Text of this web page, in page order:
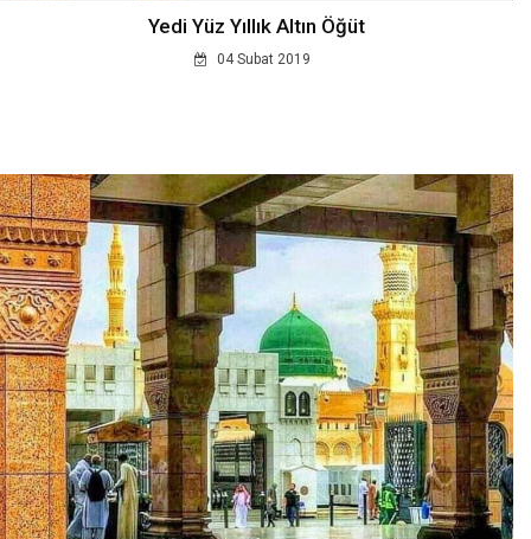
Yedi Yüz Yıllık Altın Öğüt
04 Subat 2019